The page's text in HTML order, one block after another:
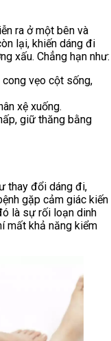
ra ở một bên và
lại, khiến dáng đi
xấu. Chẳng hạn như:
vẹo cột sống,
xệ xuống.
giữ thăng bằng
thay đổi dáng đi,
gặp cảm giác kiến
là sự rối loạn dinh
mất khả năng kiểm